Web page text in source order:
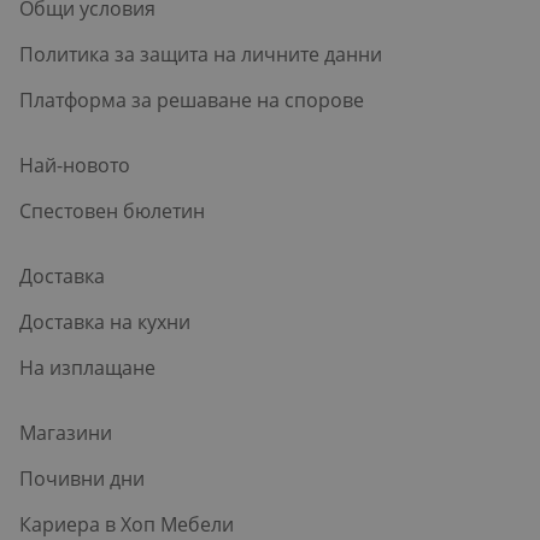
Общи условия
Политика за защита на личните данни
Платформа за решаване на спорове
Най-новото
Спестовен бюлетин
Доставка
Доставка на кухни
На изплащане
Магазини
Почивни дни
Кариера в Хоп Мебели